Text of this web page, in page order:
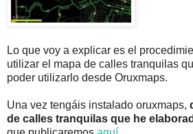
Lo que voy a explicar es el
utilizar el mapa de calles tranquilas
poder utilizarlo desde Oruxmaps.
Una vez tengáis instalado oruxmaps,
de calles tranquilas que he